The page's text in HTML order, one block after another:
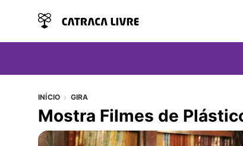
INÍCIO GIRA
Mostra Filmes de